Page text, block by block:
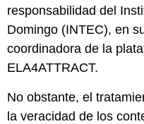
responsabilidad del
Domingo (INTEC), en
coordinadora de la
ELA4ATTRACT.
No obstante, el
la veracidad de los